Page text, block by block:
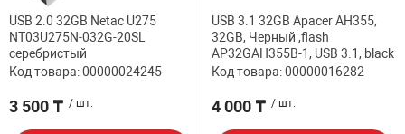
USB 2.0 32GB Netac U275
NT03U275N-032G-20SL
серебристый
Код товара: 00000024245
3 500 ₸ / шт.
USB 3.1 32GB Apacer AH355,
32GB, Черный ,flash
AP32GAH355B-1, USB 3.1, black
Код товара: 00000016282
4 000 ₸ / шт.